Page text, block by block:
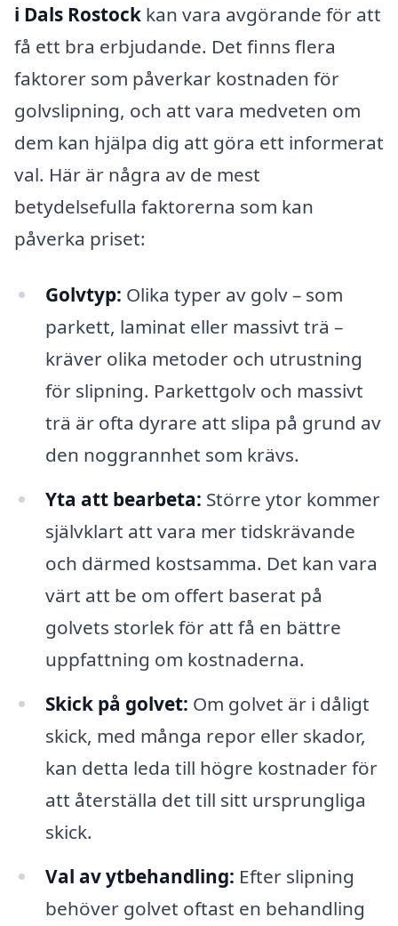
i Dals Rostock kan vara avgörande för att
få ett bra erbjudande. Det finns flera
faktorer som påverkar kostnaden för
golvslipning, och att vara medveten om
dem kan hjälpa dig att göra ett informerat
val. Här är några av de mest
betydelsefulla faktorerna som kan
påverka priset:
Golvtyp: Olika typer av golv – som
parkett, laminat eller massivt trä –
kräver olika metoder och utrustning
för slipning. Parkettgolv och massivt
trä är ofta dyrare att slipa på grund av
den noggrannhet som krävs.
Yta att bearbeta: Större ytor kommer
självklart att vara mer tidskrävande
och därmed kostsamma. Det kan vara
värt att be om offert baserat på
golvets storlek för att få en bättre
uppfattning om kostnaderna.
Skick på golvet: Om golvet är i dåligt
skick, med många repor eller skador,
kan detta leda till högre kostnader för
att återställa det till sitt ursprungliga
skick.
Val av ytbehandling: Efter slipning
behöver golvet oftast en behandling